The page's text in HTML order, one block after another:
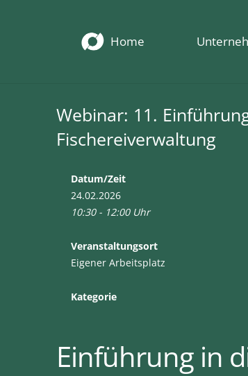
Home
Webinar: 11.
Fischereiverwaltung
Datum/Zeit
24.02.2026
10:30 - 12:00 Uhr
Veranstaltungsort
Eigener Arbeitsplatz
Kategorie
Einführung in